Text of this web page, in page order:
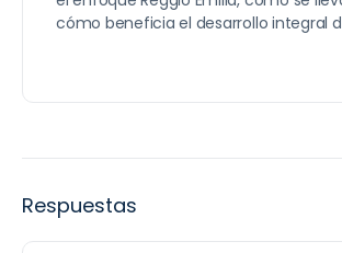
cómo beneficia el desarrollo integral
Respuestas